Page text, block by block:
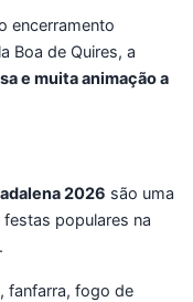
encerramento
Boa de Quires, a
e muita animação a
2026 são uma
populares na
fanfarra, fogo de